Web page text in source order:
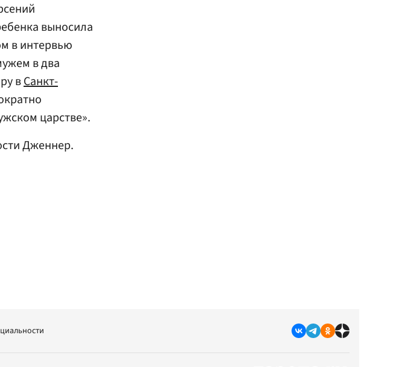
выносила
в интервью
в два
вСанкт-
царстве».
Дженнер.